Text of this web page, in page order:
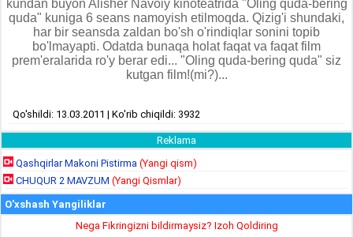
kundan buyon Alisher Navoiy kinoteatrida "Oling quda-bering
quda" kuniga 6 seans namoyish etilmoqda. Qizig'i shundaki,
har bir seansda zaldan bo'sh o'rindiqlar sonini topib
bo'lmayapti. Odatda bunaqa holat faqat va faqat film
prem'eralarida ro'y berar edi... "Oling quda-bering quda" siz
kutgan film!(mi?)...
Qo'shildi: 13.03.2011 | Ko'rib chiqildi: 3932
Reklama
Qashqirlar Makoni Pistirma (Yangi qism)
CHUQUR 2 MAVZUM (Yangi Qismlar)
O'xshash Yangiliklar
Nega Fikringizni bildirmaysiz? Izoh Qoldiring